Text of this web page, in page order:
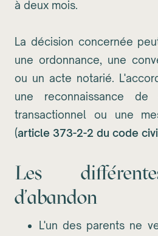
à deux mois.
La décision concernée
une ordonnance, une
ou un acte notarié.
une reconnaissance
transactionnel ou une
(article 373-2-2 du code
Les
d'abandon
L'un des parents ne